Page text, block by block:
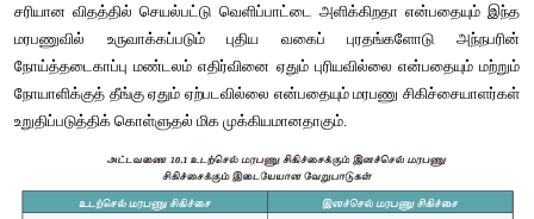
மரபணு சிகிச்சையை வெற்றிகரமாகச் செய்ய உடற்செல் மரபணு
இருவழிமுறைகள் உள்ளன. முழுமையான செயல்பாட்டுடனும்
திறனுடனும் உள்ள மரபணுக்களை உடற்செல்லுக்குள் செலுத்தி